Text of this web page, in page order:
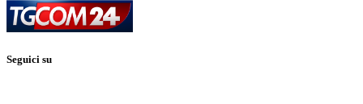
Seguici su